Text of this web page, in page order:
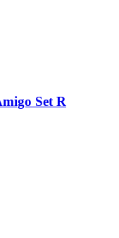
Set R